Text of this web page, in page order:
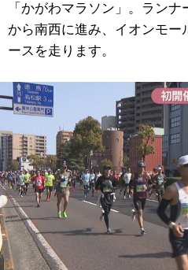
「かがわマラソン」。ラン
から南西に進み、イオンモー
ースを走ります。